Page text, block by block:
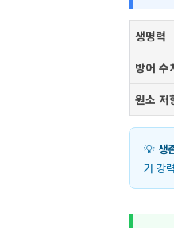
생명력
방어 수
원소 저
💡 생
거 강